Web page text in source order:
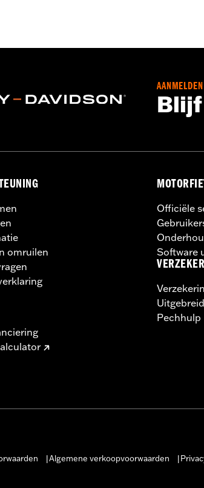
loskoppelen van jouw DOT-remlicht kan
gevolg hebben.
van teveel elektrische accessoires
Blijf
omruilen
Officiële
Software
Pechhulp
Algemene verkoopvoorwaarden